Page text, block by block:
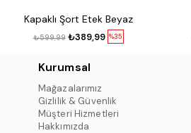
Kapaklı Şort Etek Beyaz
%35
₺389,99
₺599,99
Kurumsal
Mağazalarımız
Gizlilik & Güvenlik
Müşteri Hizmetleri
Hakkımızda